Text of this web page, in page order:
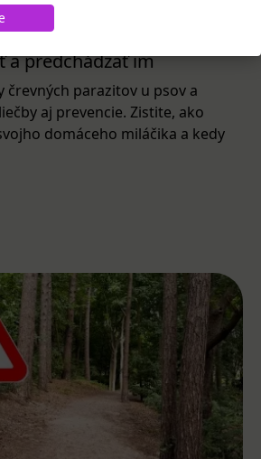
ma
psa a mačky: ako ich
a predchádzať im
črevných parazitov u psov a
aj prevencie. Zistite, ako
domáceho miláčika a kedy